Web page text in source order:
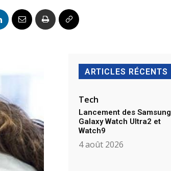
ARTICLES RÉCENTS
Tech
Lancement des Samsung
Galaxy Watch Ultra2 et
Watch9
4 août 2026